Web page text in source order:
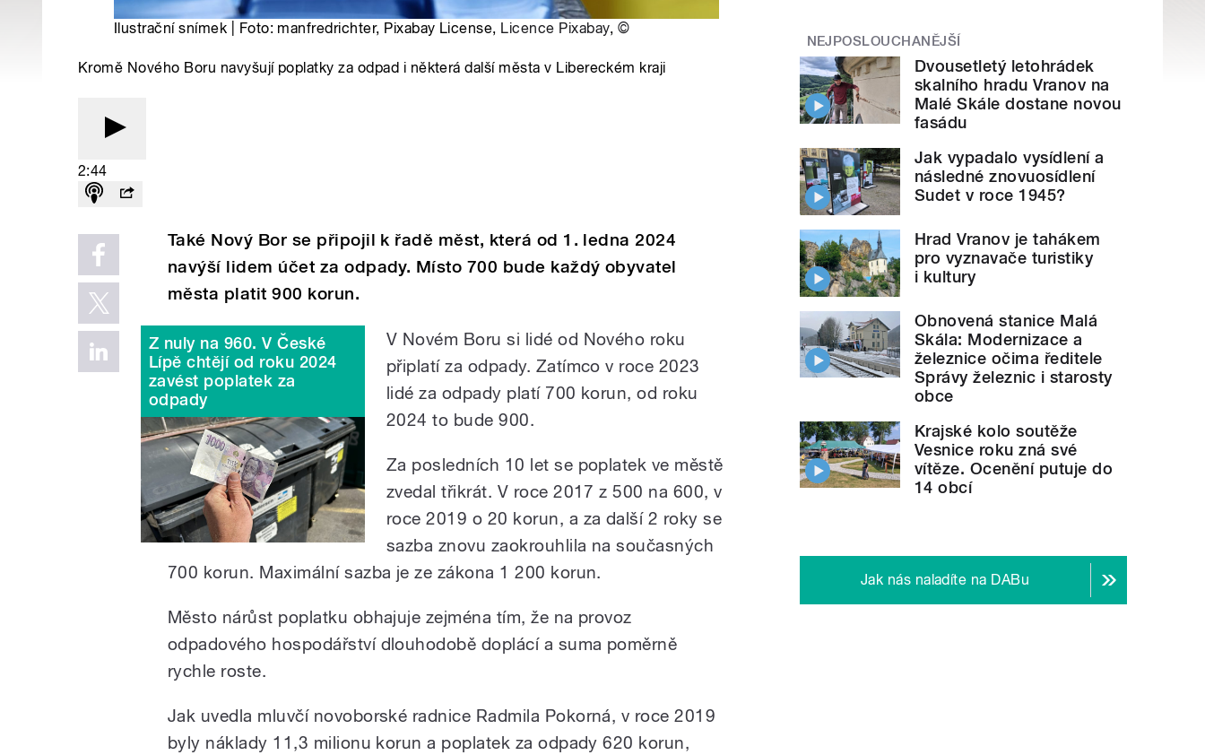
Ilustrační snímek | Foto: manfredrichter, Pixabay License, Licence Pixabay, ©
Kromě Nového Boru navyšují poplatky za odpad i některá další města v Libereckém kraji
2:44
Také Nový Bor se připojil k řadě měst, která od 1. ledna 2024
navýší lidem účet za odpady. Místo 700 bude každý obyvatel
města platit 900 korun.
Z nuly na 960. V České
Lípě chtějí od roku 2024
zavést poplatek za
odpady
V Novém Boru si lidé od Nového roku
připlatí za odpady. Zatímco v roce 2023
lidé za odpady platí 700 korun, od roku
2024 to bude 900.
Za posledních 10 let se poplatek ve městě
zvedal třikrát. V roce 2017 z 500 na 600, v
roce 2019 o 20 korun, a za další 2 roky se
sazba znovu zaokrouhlila na současných
700 korun. Maximální sazba je ze zákona 1 200 korun.
Město nárůst poplatku obhajuje zejména tím, že na provoz
odpadového hospodářství dlouhodobě doplácí a suma poměrně
rychle roste.
Jak uvedla mluvčí novoborské radnice Radmila Pokorná, v roce 2019
byly náklady 11,3 milionu korun a poplatek za odpady 620 korun,
NEJPOSLOUCHANĚJŠÍ
Dvousetletý letohrádek
skalního hradu Vranov na
Malé Skále dostane novou
fasádu
Jak vypadalo vysídlení a
následné znovuosídlení
Sudet v roce 1945?
Hrad Vranov je tahákem
pro vyznavače turistiky
i kultury
Obnovená stanice Malá
Skála: Modernizace a
železnice očima ředitele
Správy železnic i starosty
obce
Krajské kolo soutěže
Vesnice roku zná své
vítěze. Ocenění putuje do
14 obcí
Jak nás naladíte na DABu